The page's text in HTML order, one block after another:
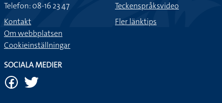
Telefon: 08-16 23 47
Kontakt
Om webbplatsen
Cookieinställningar
Teckenspråksvideo
Fler länktips
SOCIALA MEDIER